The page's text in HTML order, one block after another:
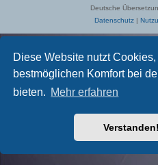
Diese Website nutzt
bestmöglichen Komfort bei
bieten. Mehr erfahren
Verstanden!
Deutsche
Datenschutz|